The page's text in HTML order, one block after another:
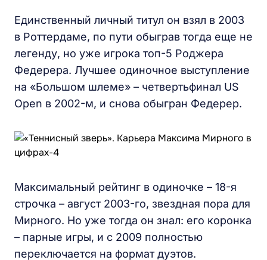
Единственный личный титул он взял в 2003
в Роттердаме, по пути обыграв тогда еще не
легенду, но уже игрока топ-5 Роджера
Федерера. Лучшее одиночное выступление
на «Большом шлеме» – четвертьфинал US
Open в 2002-м, и снова обыгран Федерер.
Максимальный рейтинг в одиночке – 18-я
строчка – август 2003-го, звездная пора для
Мирного. Но уже тогда он знал: его коронка
– парные игры, и с 2009 полностью
переключается на формат дуэтов.